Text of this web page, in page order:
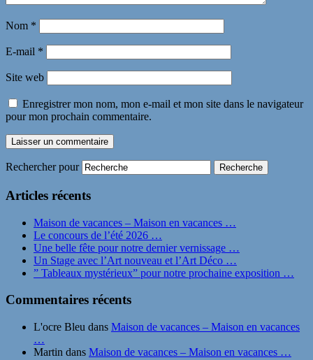
Nom *
E-mail *
Site web
Enregistrer mon nom, mon e-mail et mon site dans le navigateur
pour mon prochain commentaire.
Rechercher pour
Articles récents
Maison de vacances – Maison en vacances …
Le concours de l’été 2026 …
Une belle fête pour notre dernier vernissage …
Un Stage avec l’Art nouveau et l’Art Déco …
” Tableaux mystérieux” pour notre prochaine exposition …
Commentaires récents
L'ocre Bleu dans Maison de vacances – Maison en vacances
…
Martin dans Maison de vacances – Maison en vacances …